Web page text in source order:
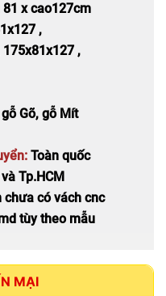
81 x cao127cm
,
,
Gõ, gỗ Mít
Toàn quốc
Tp.HCM
chưa có vách cnc
tùy theo mẫu
MẠI